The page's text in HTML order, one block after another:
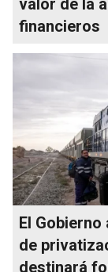
financieros
El
de
destinará